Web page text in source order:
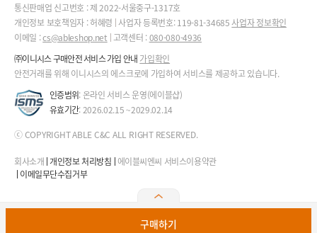
구매하기
통신판매업 신고번호 : 제 2022-서울중구-1317호
개인정보 보호책임자 : 허혜령 사업자 등록번호: 119-81-34685사업자 정보확인
이메일 :cs@ableshop.net 고객센터 :080-080-4936
㈜이니시스 구매안전 서비스 가입 안내 가입확인
안전거래를 위해 이니시스의 에스크로에 가입하여 서비스를 제공하고 있습니다.
인증범위: 온라인 서비스 운영(에이블샵)
유효기간: 2026.02.15 ~2029.02.14
ⓒ COPYRIGHT ABLE C&C ALL RIGHT RESERVED.
회사소개 개인정보 처리방침 에이블씨엔씨 서비스이용약관
이메일무단수집거부